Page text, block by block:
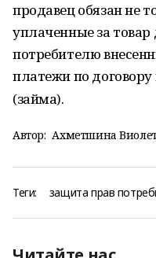
продавец обязан не
уплаченные за товар
потребителю
платежи по договору
(займа).
Автор: Ахметшина
Теги: защита прав